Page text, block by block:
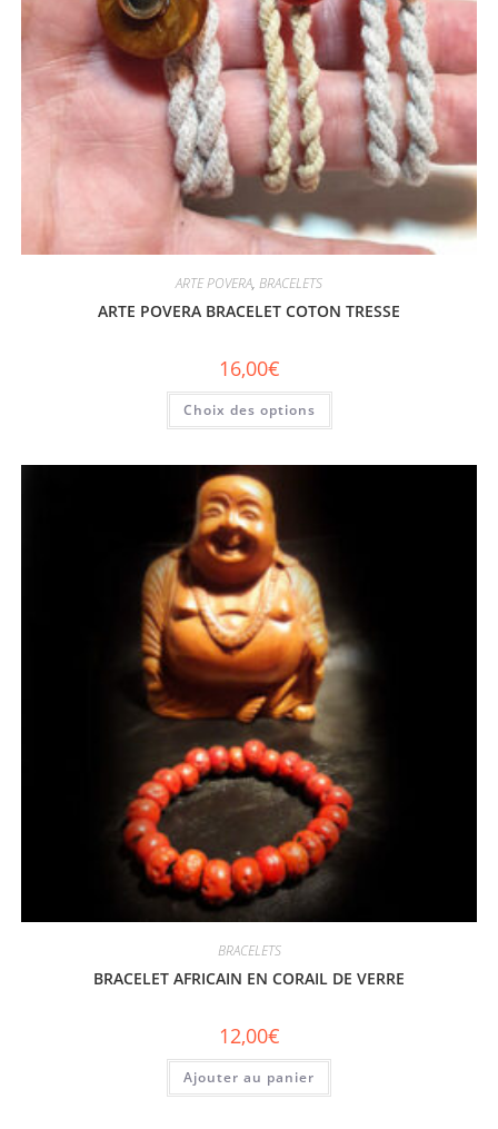
ARTE POVERA, BRACELETS
ARTE POVERA BRACELET COTON TRESSE
16,00€
Choix des options
BRACELETS
BRACELET AFRICAIN EN CORAIL DE VERRE
12,00€
Ajouter au panier